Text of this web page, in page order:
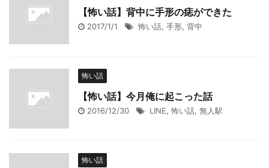
【怖い話】背中に手形の痣ができた
2017/1/1 怖い話, 手形, 背中
怖い話
【怖い話】今月俺に起こった話
2016/12/30 LINE, 怖い話, 無人駅
怖い話